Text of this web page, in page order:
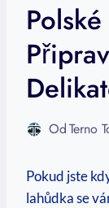
OdTerno
Pokud jste
lahůdka se